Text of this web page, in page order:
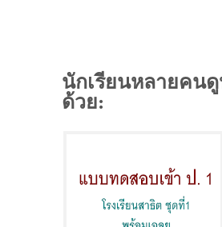
นักเรียนหลายคน
ด้วย: